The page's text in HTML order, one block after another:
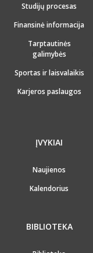
Studijų procesas
Finansinė informacija
Tarptautinės
galimybės
Sportas ir laisvalaikis
Karjeros paslaugos
ĮVYKIAI
Naujienos
Kalendorius
BIBLIOTEKA